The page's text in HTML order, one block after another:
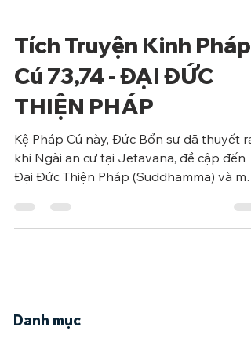
Phẩm Ngu
Tích Truyện Kinh Pháp
Cú 73,74 - ĐẠI ĐỨC
THIỆN PHÁP
Kệ Pháp Cú này, Đức Bổn sư đã thuyết ra
khi Ngài an cư tại Jetavana, đề cập đến
Đại Đức Thiện Pháp (Suddhamma) và một